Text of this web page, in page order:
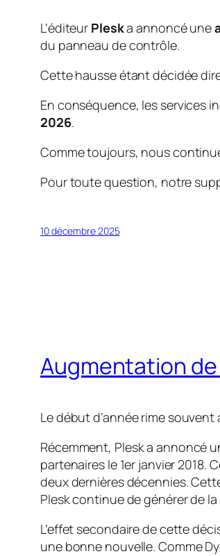
L’éditeur Pleska annoncé une
du panneau de contrôle.
Cette hausse étant décidée
En conséquence, les services
2026.
Comme toujours, nous
Pour toute question, notre
10 décembre 2025
Augmentation
Le début d’année rime
Récemment, Plesk a annoncé
partenaires le 1er janvier
deux dernières décennies.
Plesk continue de générer de
L’effet secondaire de cette
une bonne nouvelle. Comme